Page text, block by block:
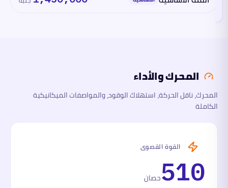
القسم
الأبعاد
ما
لها
وما
عليها
المحرك والأداء
المحرك، ناقل الحركة، استهلاك الوقود، والمواصفات الميكانيكية
الكاملة
القوة القصوى
510حصان